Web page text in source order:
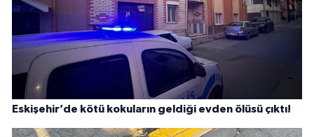
Eskişehir’de kötü kokuların geldiği evden ölüsü çıktı!